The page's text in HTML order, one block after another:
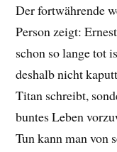
Der fortwährende
Person zeigt:
schon so lange tot
deshalb nicht
Titan schreibt,
buntes Leben
Tun kann man von